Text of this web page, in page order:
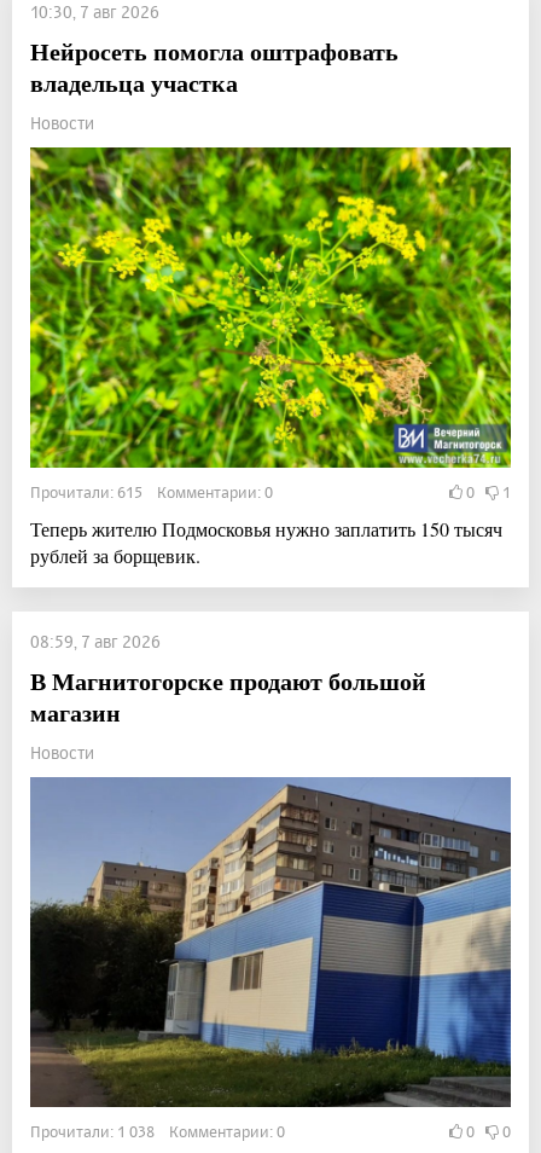
10:30, 7 авг 2026
Нейросеть помогла оштрафовать
владельца участка
Новости
Прочитали: 615 Комментарии: 0 0 1
Теперь жителю Подмосковья нужно заплатить 150 тысяч
рублей за борщевик.
08:59, 7 авг 2026
В Магнитогорске продают большой
магазин
Новости
Прочитали: 1 038 Комментарии: 0 0 0